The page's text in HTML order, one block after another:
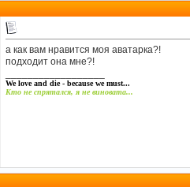
а как вам нравится моя аватарка?!
подходит она мне?!
We love and die - because we must...
Кто не спрятался, я не виновата...